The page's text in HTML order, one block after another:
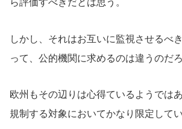
しかし、それはお互いに監視させるべ
って、公的機関に求めるのは違うのだろ
欧州もその辺りは心得ているようでは
規制する対象においてかなり限定してい